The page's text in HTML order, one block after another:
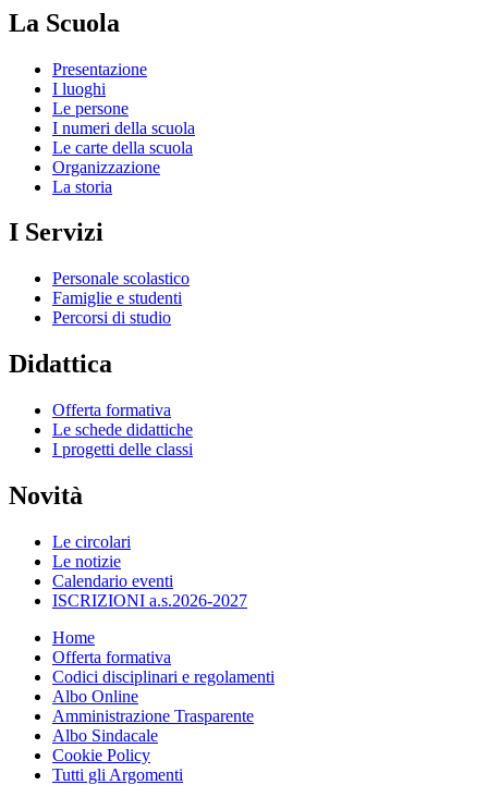
La Scuola
Presentazione
I luoghi
Le persone
I numeri della scuola
Le carte della scuola
Organizzazione
La storia
I Servizi
Personale scolastico
Famiglie e studenti
Percorsi di studio
Didattica
Offerta formativa
Le schede didattiche
I progetti delle classi
Novità
Le circolari
Le notizie
Calendario eventi
ISCRIZIONI a.s.2026-2027
Home
Offerta formativa
Codici disciplinari e regolamenti
Albo Online
Amministrazione Trasparente
Albo Sindacale
Cookie Policy
Tutti gli Argomenti